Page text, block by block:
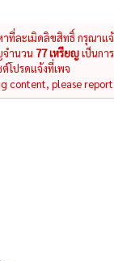
ที่ละเมิดลิขสิทธิ์ กรุณาแ
จำนวน 77 เหรียญเป็นกา
โปรดแจ้งที่เพจ
content, please